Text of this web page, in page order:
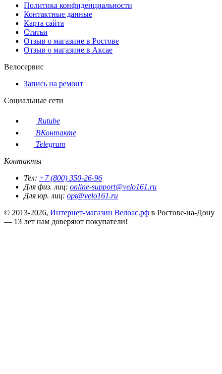
Политика конфиденциальности
Контактные данные
Карта сайта
Статьи
Отзыв о магазине в Ростове
Отзыв о магазине в Аксае
Велосервис
Запись на ремонт
Социальные сети
Rutube
ВКонтакте
Telegram
Контакты
Тел: +7 (800) 350-26-96
Для физ. лиц: online-support@velo161.ru
Для юр. лиц: opt@velo161.ru
© 2013-2026, Интернет-магазин Велоас.рф в Ростове-на-Дону
— 13 лет нам доверяют покупатели!